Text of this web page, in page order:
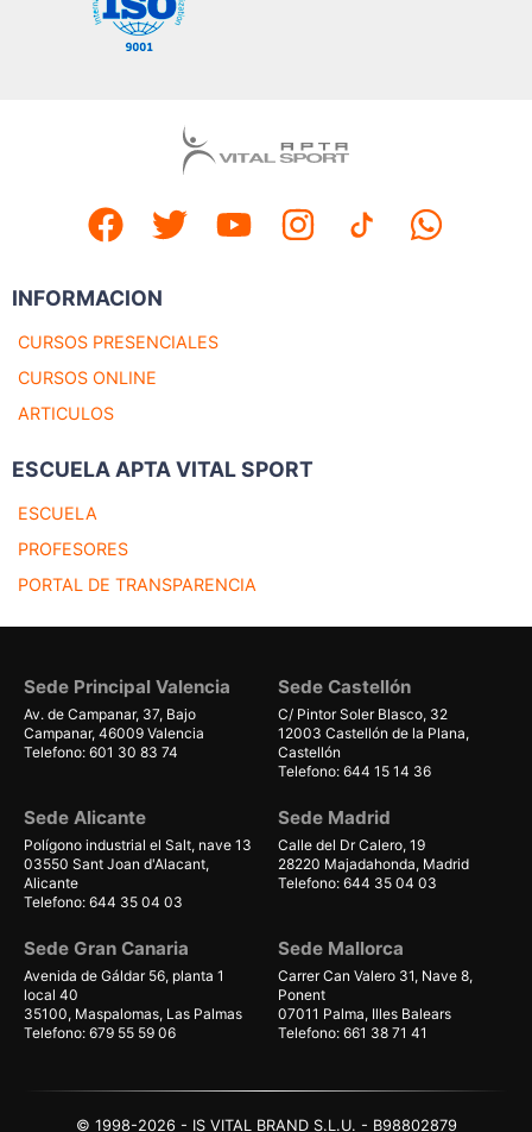
INFORMACION
CURSOS PRESENCIALES
CURSOS ONLINE
ARTICULOS
ESCUELA APTA VITAL SPORT
ESCUELA
PROFESORES
PORTAL DE TRANSPARENCIA
Sede Principal Valencia
Av. de Campanar, 37, Bajo
Campanar, 46009 Valencia
Telefono: 601 30 83 74
Sede Castellón
C/ Pintor Soler Blasco, 32
12003 Castellón de la Plana,
Castellón
Telefono: 644 15 14 36
Sede Alicante
Polígono industrial el Salt, nave 13
03550 Sant Joan d'Alacant,
Alicante
Telefono: 644 35 04 03
Sede Madrid
Calle del Dr Calero, 19
28220 Majadahonda, Madrid
Telefono: 644 35 04 03
Sede Gran Canaria
Avenida de Gáldar 56, planta 1
local 40
35100, Maspalomas, Las Palmas
Telefono: 679 55 59 06
Sede Mallorca
Carrer Can Valero 31, Nave 8,
Ponent
07011 Palma, Illes Balears
Telefono: 661 38 71 41
© 1998-2026 - IS VITAL BRAND S.L.U. - B98802879